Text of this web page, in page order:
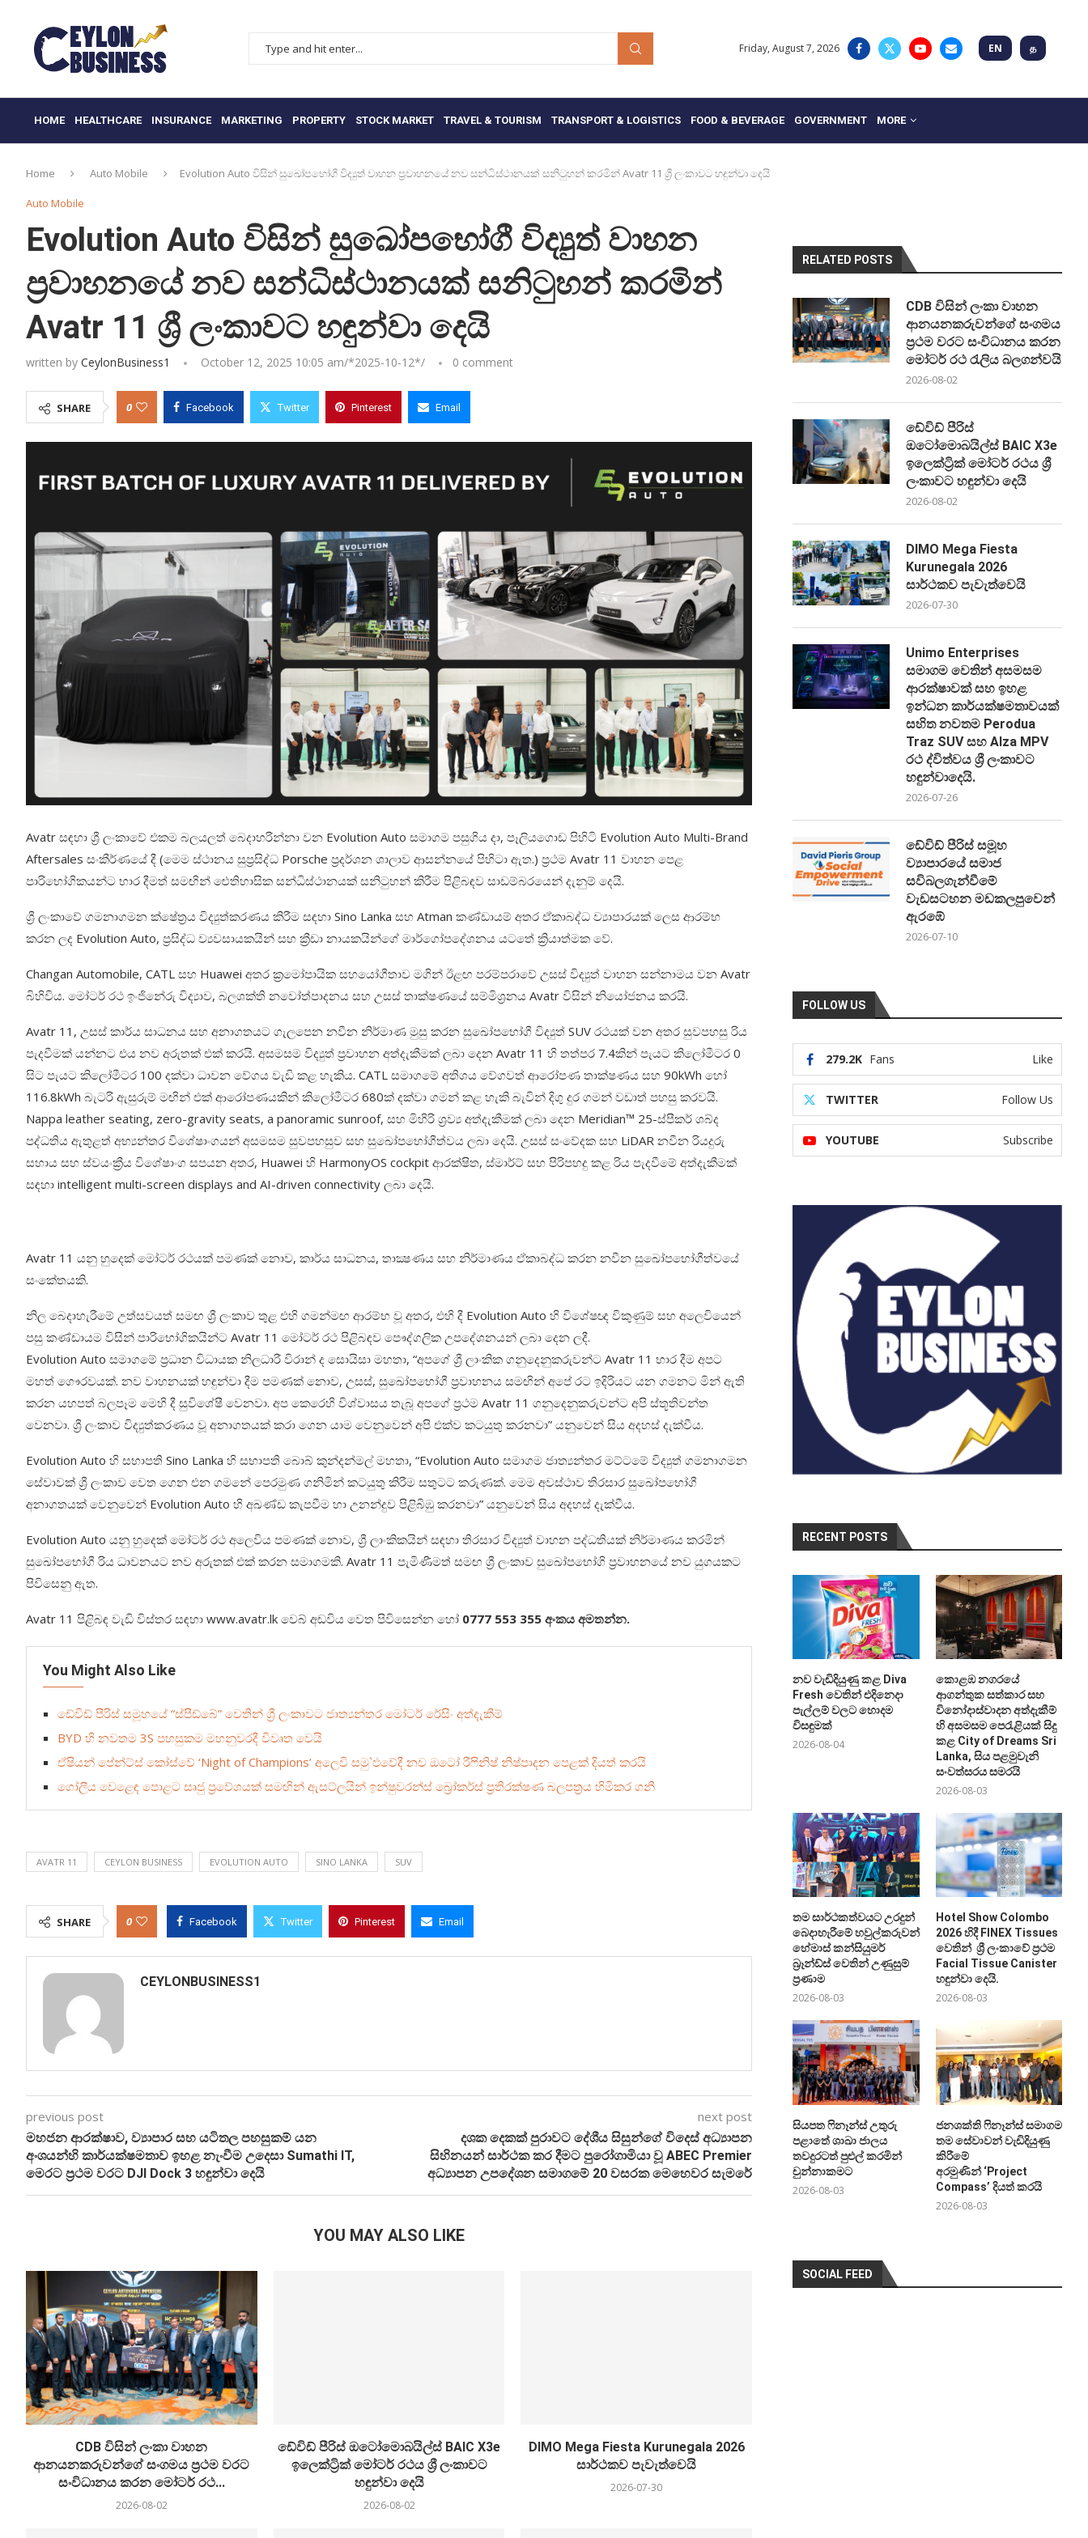
Friday, August 7, 2026 EN த
HOME HEALTHCARE INSURANCE MARKETING PROPERTY STOCK MARKET TRAVEL & TOURISM TRANSPORT & LOGISTICS FOOD & BEVERAGE GOVERNMENT MORE
Home Auto Mobile Evolution Auto විසින් සුඛෝපභෝගී විද්‍යුත් වාහන ප්‍රවාහනයේ නව සන්ධිස්ථානයක් සනිටුහන් කරමින් Avatr 11 ශ්‍රී ලංකාවට හඳුන්වා දෙයි
Auto Mobile
Evolution Auto විසින් සුඛෝපභෝගී විද්‍යුත් වාහන
ප්‍රවාහනයේ නව සන්ධිස්ථානයක් සනිටුහන් කරමින්
Avatr 11 ශ්‍රී ලංකාවට හඳුන්වා දෙයි
written by CeylonBusiness1 October 12, 2025 10:05 am/*2025-10-12*/ 0 comment
SHARE 0 Facebook Twitter Pinterest Email
Avatr සඳහා ශ්‍රී ලංකාවේ එකම බලයලත් බෙදාහරින්නා වන Evolution Auto සමාගම පසුගිය දා, පෑලියගොඩ පිහිටි Evolution Auto Multi-Brand
Aftersales සංකීර්ණයේ දී (මෙම ස්ථානය සුප්‍රසිද්ධ Porsche ප්‍රදර්ශන ශාලාව ආසන්නයේ පිහිටා ඇත.) ප්‍රථම Avatr 11 වාහන පෙළ
පාරිභෝගිකයන්ට භාර දීමත් සමඟින් ඓතිහාසික සන්ධිස්ථානයක් සනිටුහන් කිරීම පිළිබඳව සාඩම්බරයෙන් දැනුම් දෙයි.
ශ්‍රී ලංකාවේ ගමනාගමන ක්ෂේත්‍රය විද්‍යුත්කරණය කිරීම සඳහා Sino Lanka සහ Atman කණ්ඩායම් අතර ඒකාබද්ධ ව්‍යාපාරයක් ලෙස ආරම්භ
කරන ලද Evolution Auto, ප්‍රසිද්ධ ව්‍යවසායකයින් සහ ක්‍රීඩා නායකයින්ගේ මාර්ගෝපදේශනය යටතේ ක්‍රියාත්මක වේ.
Changan Automobile, CATL සහ Huawei අතර ක්‍රමෝපායික සහයෝගීතාව මගින් ඊළඟ පරම්පරාවේ උසස් විද්‍යුත් වාහන සන්නාමය වන Avatr
බිහිවිය. මෝටර් රථ ඉංජිනේරු විද්‍යාව, බලශක්ති නවෝත්පාදනය සහ උසස් තාක්ෂණයේ සම්මිශ්‍රනය Avatr විසින් නියෝජනය කරයි.
Avatr 11, උසස් කාර්ය සාධනය සහ අනාගතයට ගැලපෙන නවීන නිර්මාණ මුසු කරන සුඛෝපභෝගී විද්‍යුත් SUV රථයක් වන අතර සුවපහසු රිය
පැදවීමක් යන්නට එය නව අරුතක් එක් කරයි. අසමසම විද්‍යුත් ප්‍රවාහන අත්දැකීමක් ලබා දෙන Avatr 11 හි තත්පර 7.4කින් පැයට කිලෝමීටර 0
සිට පැයට කිලෝමීටර 100 දක්වා ධාවන වේගය වැඩි කළ හැකිය. CATL සමාගමේ අතිශය වේගවත් ආරෝපණ තාක්ෂණය සහ 90kWh හෝ
116.8kWh බැටරි ඇසුරුම් මඟින් එක් ආරෝපණයකින් කිලෝමීටර 680ක් දක්වා ගමන් කළ හැකි බැවින් දිගු දුර ගමන් වඩාත් පහසු කරවයි.
Nappa leather seating, zero-gravity seats, a panoramic sunroof, සහ මිහිරි ශ්‍රව්‍ය අත්දැකීමක් ලබා දෙන Meridian™ 25-ස්පීකර් ශබ්ද
පද්ධතිය ඇතුළත් අභ්‍යන්තර විශේෂාංගයන් අසමසම සුවපහසුව සහ සුඛෝපභෝගීත්වය ලබා දෙයි. උසස් සංවේදක සහ LiDAR නවීන රියදුරු
සහාය සහ ස්වයංක්‍රීය විශේෂාංග සපයන අතර, Huawei හි HarmonyOS cockpit ආරක්ෂිත, ස්මාර්ට් සහ පිරිපහදු කළ රිය පැදවීමේ අත්දැකීමක්
සඳහා intelligent multi-screen displays and AI-driven connectivity ලබා දෙයි.
Avatr 11 යනු හුදෙක් මෝටර් රථයක් පමණක් නොව, කාර්ය සාධනය, තාක්‍ෂණය සහ නිර්මාණය ඒකාබද්ධ කරන නවීන සුඛෝපභෝගීත්වයේ
සංකේතයකි.
නිල බෙදාහැරීමේ උත්සවයත් සමඟ ශ්‍රී ලංකාව තුළ එහි ගමන්මඟ ආරම්භ වූ අතර, එහි දී Evolution Auto හි විශේෂඥ විකුණුම් සහ අලෙවියෙන්
පසු කණ්ඩායම විසින් පාරිභෝගිකයින්ට Avatr 11 මෝටර් රථ පිළිබඳව පෞද්ගලික උපදේශනයන් ලබා දෙන ලදී.
Evolution Auto සමාගමේ ප්‍රධාන විධායක නිලධාරී විරාන් ද සොයිසා මහතා, “අපගේ ශ්‍රී ලාංකික ගනුදෙනුකරුවන්ට Avatr 11 භාර දීම අපට
මහත් ගෞරවයක්. නව වාහනයක් හඳුන්වා දීම පමණක් නොව, උසස්, සුඛෝපභෝගී ප්‍රවාහනය සමඟින් අපේ රට ඉදිරියට යන ගමනට මින් ඇති
කරන යහපත් බලපෑම මෙහි දී සුවිශේෂී වෙනවා. අප කෙරෙහි විශ්වාසය තැබූ අපගේ ප්‍රථම Avatr 11 ගනුදෙනුකරුවන්ට අපි ස්තූතිවන්ත
වෙනවා. ශ්‍රී ලංකාව විද්‍යුත්කරණය වූ අනාගතයක් කරා ගෙන යාම වෙනුවෙන් අපි එක්ව කටයුතු කරනවා” යනුවෙන් සිය අදහස් දැක්වීය.
Evolution Auto හි සභාපති Sino Lanka හි සභාපති බොබ් කුන්දන්මල් මහතා, “Evolution Auto සමාගම ජාත්‍යන්තර මට්ටමේ විද්‍යුත් ගමනාගමන
සේවාවක් ශ්‍රී ලංකාව වෙත ගෙන එන ගමනේ පෙරමුණ ගනිමින් කටයුතු කිරීම සතුටට කරුණක්. මෙම අවස්ථාව තිරසාර සුඛෝපභෝගී
අනාගතයක් වෙනුවෙන් Evolution Auto හි අඛණ්ඩ කැපවීම හා උනන්දුව පිළිබිඹු කරනවා” යනුවෙන් සිය අදහස් දැක්වීය.
Evolution Auto යනු හුදෙක් මෝටර් රථ අලෙවිය පමණක් නොව, ශ්‍රී ලාංකිකයින් සඳහා තිරසාර විද්‍යුත් වාහන පද්ධතියක් නිර්මාණය කරමින්
සුඛෝපභෝගී රිය ධාවනයට නව අරුතක් එක් කරන සමාගමකි. Avatr 11 පැමිණීමත් සමඟ ශ්‍රී ලංකාව සුඛෝපභෝගි ප්‍රවාහනයේ නව යුගයකට
පිවිසෙනු ඇත.
Avatr 11 පිළිබඳ වැඩි විස්තර සඳහා www.avatr.lk වෙබ් අඩවිය වෙත පිවිසෙන්න හෝ 0777 553 355 අංකය අමතන්න.
You Might Also Like
ඩේවිඩ් පීරිස් සමූහයේ “ස්පීඩ්බේ” වෙතින් ශ්‍රී ලංකාවට ජාත්‍යන්තර මෝටර් රේසිං අත්දැකීම්
BYD හි නවතම 3S පහසුකම මහනුවරදී විවෘත වෙයි
ඒෂියන් පේන්ට්ස් කෝස්වේ ‘Night of Champions’ අලෙවි සමු`ඵවේදී නව ඔටෝ රීෆිනිෂ් නිෂ්පාදන පෙළක් දියත් කරයි
ගෝලීය වෙළෙඳ පොළට සෘජු ප්‍රවේශයක් සමඟින් ඇසට්ලයින් ඉන්ෂුවරන්ස් බ්‍රෝකර්ස් ප්‍රතිරක්ෂණ බලපත්‍රය හිමිකර ගනී
AVATR 11 CEYLON BUSINESS EVOLUTION AUTO SINO LANKA SUV
SHARE 0 Facebook Twitter Pinterest Email
CEYLONBUSINESS1
previous post
මහජන ආරක්ෂාව, ව්‍යාපාර සහ යටිතල පහසුකම් යන
අංශයන්හි කාර්යක්ෂමතාව ඉහළ නැංවීම උදෙසා Sumathi IT,
මෙරට ප්‍රථම වරට DJI Dock 3 හඳුන්වා දෙයි
next post
දශක දෙකක් පුරාවට දේශීය සිසුන්ගේ විදෙස් අධ්‍යාපන
සිහිනයන් සාර්ථක කර දීමට පුරෝගාමියා වූ ABEC Premier
අධ්‍යාපන උපදේශන සමාගමේ 20 වසරක මෙහෙවර සැමරේ
YOU MAY ALSO LIKE
CDB විසින් ලංකා වාහන
ආනයනකරුවන්ගේ සංගමය ප්‍රථම වරට
සංවිධානය කරන මෝටර් රථ...
2026-08-02
ඩේවිඩ් පීරිස් ඔටෝමොබයිල්ස් BAIC X3e
ඉලෙක්ට්‍රික් මෝටර් රථය ශ්‍රී ලංකාවට
හඳුන්වා දෙයි
2026-08-02
DIMO Mega Fiesta Kurunegala 2026
සාර්ථකව පැවැත්වෙයි
2026-07-30
RELATED POSTS
CDB විසින් ලංකා වාහන
ආනයනකරුවන්ගේ සංගමය
ප්‍රථම වරට සංවිධානය කරන
මෝටර් රථ රැලිය බලගන්වයි
2026-08-02
ඩේවිඩ් පීරිස්
ඔටෝමොබයිල්ස් BAIC X3e
ඉලෙක්ට්‍රික් මෝටර් රථය ශ්‍රී
ලංකාවට හඳුන්වා දෙයි
2026-08-02
DIMO Mega Fiesta
Kurunegala 2026
සාර්ථකව පැවැත්වෙයි
2026-07-30
Unimo Enterprises
සමාගම වෙතින් අසමසම
ආරක්ෂාවක් සහ ඉහළ
ඉන්ධන කාර්යක්ෂමතාවයක්
සහිත නවතම Perodua
Traz SUV සහ Alza MPV
රථ ද්විත්වය ශ්‍රී ලංකාවට
හඳුන්වාදෙයි.
2026-07-26
ඩේවිඩ් පීරිස් සමූහ
ව්‍යාපාරයේ සමාජ
සවිබලගැන්වීමේ
වැඩසටහන මඩකලපුවෙන්
ඇරඹේ
2026-07-10
FOLLOW US
279.2K Fans Like
TWITTER Follow Us
YOUTUBE Subscribe
RECENT POSTS
නව වැඩිදියුණු කළ Diva
Fresh වෙතින් එදිනෙදා
පැල්ලම් වලට හොදම
විසඳුමක්
2026-08-04
කොළඹ නගරයේ
ආගන්තුක සත්කාර සහ
විනෝදාස්වාදන අත්දැකීම්
හි අසමසම පෙරැළියක් සිදු
කළ City of Dreams Sri
Lanka, සිය පළමුවැනි
සංවත්සරය සමරයි
2026-08-03
තම සාර්ථකත්වයට උරදුන්
බෙදාහැරීමේ හවුල්කරුවන්ට
හේමාස් කන්සියුමර්
බ්‍රෑන්ඩ්ස් වෙතින් උණුසුම්
ප්‍රණාම
2026-08-03
Hotel Show Colombo
2026 හිදී FINEX Tissues
වෙතින් ශ්‍රී ලංකාවේ ප්‍රථම
Facial Tissue Canister
හඳුන්වා දෙයි.
2026-08-03
සියපත ෆිනෑන්ස් උතුරු
පළාතේ ශාඛා ජාලය
තවදුරටත් පුළුල් කරමින්
චුන්නාකමට
2026-08-03
ජනශක්ති ෆිනෑන්ස් සමාගම
තම සේවාවන් වැඩිදියුණු
කිරීමේ
අරමුණින් ‘Project
Compass’ දියත් කරයි
2026-08-03
SOCIAL FEED